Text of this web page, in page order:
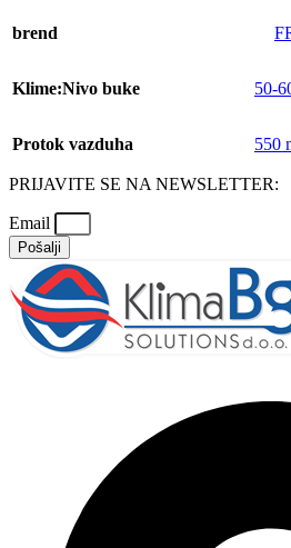
brend
Klime:Nivo buke 50-
Protok vazduha 550
PRIJAVITE SE NA NEWSLETTER:
Email
Pošalji